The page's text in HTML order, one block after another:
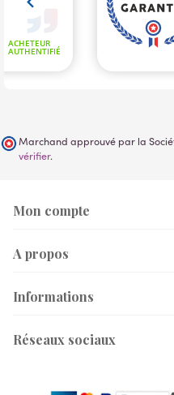
Marchand approuvé par la
vérifier.
Mon compte
A propos
Informations
Réseaux sociaux